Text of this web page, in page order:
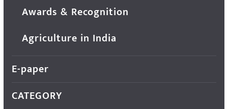
Awards & Recognition
Agriculture in India
E-paper
CATEGORY